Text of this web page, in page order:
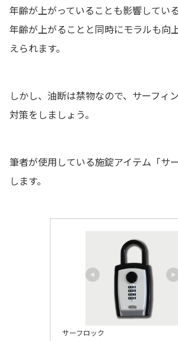
年齢が上がっていることも影響してい
年齢が上がることと同時にモラルも向
えられます。
しかし、油断は禁物なので、サーフィ
対策をしましょう。
筆者が使用している施錠アイテム「サ
します。
サーフロック